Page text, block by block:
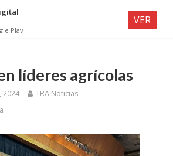
líderes agrícolas
2024
TRA Noticias
Play
VER